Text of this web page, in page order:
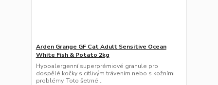
Arden Grange GF Cat Adult Sensitive Ocean
White Fish & Potato 2kg
Hypoalergenní superprémiové granule pro
dospělé kočky s citlivým trávením nebo s kožními
problémy. Toto šetrné...